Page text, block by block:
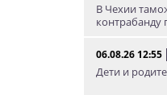
В Чехии
контрабанду
06.08.26 12:55
Дети и